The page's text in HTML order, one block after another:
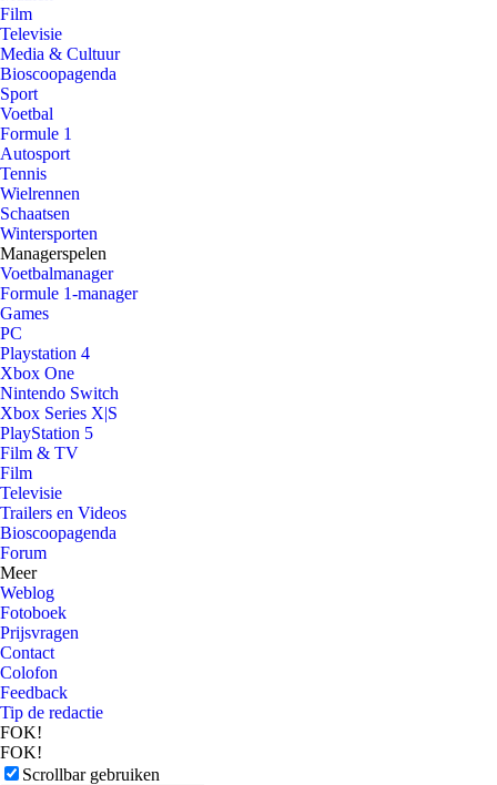
Film
Televisie
Media & Cultuur
Bioscoopagenda
Sport
Voetbal
Formule 1
Autosport
Tennis
Wielrennen
Schaatsen
Wintersporten
Managerspelen
Voetbalmanager
Formule 1-manager
Games
PC
Playstation 4
Xbox One
Nintendo Switch
Xbox Series X|S
PlayStation 5
Film & TV
Film
Televisie
Trailers en Videos
Bioscoopagenda
Forum
Meer
Weblog
Fotoboek
Prijsvragen
Contact
Colofon
Feedback
Tip de redactie
FOK!
FOK!
Scrollbar gebruiken